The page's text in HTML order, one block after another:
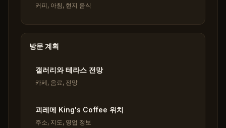
커피, 아침, 현지 음식
방문 계획
갤러리와 테라스 전망
카페, 음료, 전망
괴레메 King's Coffee 위치
주소, 지도, 영업 정보